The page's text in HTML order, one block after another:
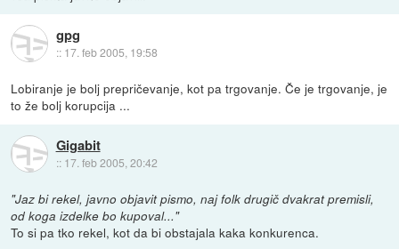
gpg
:: 17. feb 2005, 19:58
Lobiranje je bolj prepričevanje, kot pa trgovanje. Če je trgovanje, je
to že bolj korupcija ...
Gigabit
:: 17. feb 2005, 20:42
"Jaz bi rekel, javno objavit pismo, naj folk drugič dvakrat premisli,
od koga izdelke bo kupoval..."
To si pa tko rekel, kot da bi obstajala kaka konkurenca.